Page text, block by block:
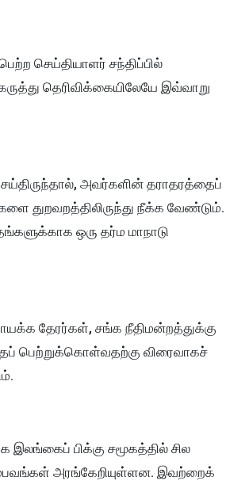
செய்தியாளர் சந்திப்பில்
தெரிவிக்கையிலேயே இவ்வாறு
அவர்களின் தராதரத்தைப்
துறவறத்திலிருந்து நீக்க வேண்டும்.
ஒரு தர்ம மாநாடு
தேரர்கள், சங்க நீதிமன்றத்துக்கு
பெற்றுக்கொள்வதற்கு விரைவாகச்
பிக்கு சமூகத்தில் சில
அரங்கேறியுள்ளன. இவற்றைக்